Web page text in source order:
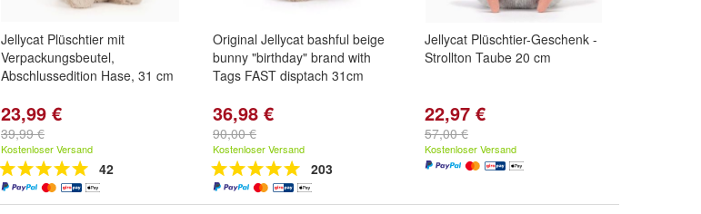
Jellycat Plüschtier mit
Verpackungsbeutel,
Abschlussedition Hase, 31 cm
23,99 €
39,99 €
Kostenloser Versand
42
Original Jellycat bashful beige
bunny "birthday" brand with
Tags FAST disptach 31cm
36,98 €
90,00 €
Kostenloser Versand
203
Jellycat Plüschtier-Geschenk -
Strollton Taube 20 cm
22,97 €
57,00 €
Kostenloser Versand